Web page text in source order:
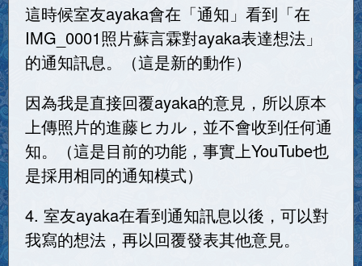
這時候室友ayaka會在「通知」看到「在
IMG_0001照片蘇言霖對ayaka表達想法」
的通知訊息。（這是新的動作）
因為我是直接回覆ayaka的意見，所以原本
上傳照片的進藤ヒカル，並不會收到任何通
知。（這是目前的功能，事實上YouTube也
是採用相同的通知模式）
4. 室友ayaka在看到通知訊息以後，可以對
我寫的想法，再以回覆發表其他意見。